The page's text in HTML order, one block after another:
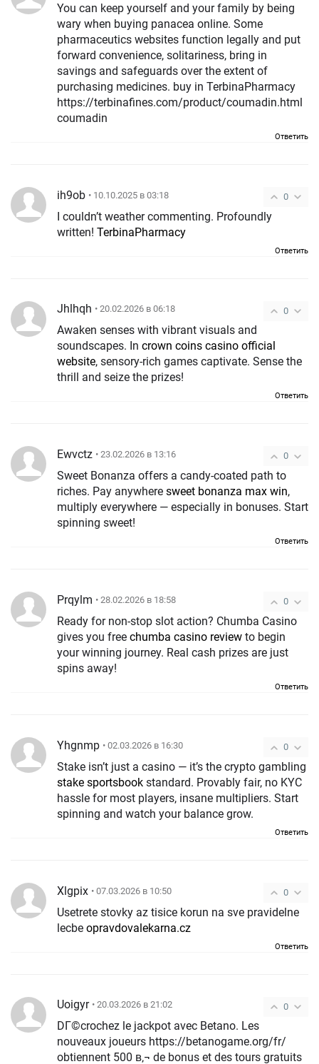
You can keep yourself and your family by being
wary when buying panacea online. Some
pharmaceutics websites function legally and put
forward convenience, solitariness, bring in
savings and safeguards over the extent of
purchasing medicines. buy in TerbinaPharmacy
https://terbinafines.com/product/coumadin.html
coumadin
Ответить
0
ih9ob • 10.10.2025 в 03:18
I couldn’t weather commenting. Profoundly
written! TerbinaPharmacy
Ответить
0
Jhlhqh • 20.02.2026 в 06:18
Awaken senses with vibrant visuals and
soundscapes. In crown coins casino official
website, sensory-rich games captivate. Sense the
thrill and seize the prizes!
Ответить
0
Ewvctz • 23.02.2026 в 13:16
Sweet Bonanza offers a candy-coated path to
riches. Pay anywhere sweet bonanza max win,
multiply everywhere — especially in bonuses. Start
spinning sweet!
Ответить
0
Prqylm • 28.02.2026 в 18:58
Ready for non-stop slot action? Chumba Casino
gives you free chumba casino review to begin
your winning journey. Real cash prizes are just
spins away!
Ответить
0
Yhgnmp • 02.03.2026 в 16:30
Stake isn’t just a casino — it’s the crypto gambling
stake sportsbook
hassle for most players, insane multipliers. Start
spinning and watch your balance grow.
Ответить
0
Xlgpix • 07.03.2026 в 10:50
Usetrete stovky az tisice korun na sve pravidelne
lecbe opravdovalekarna.cz
Ответить
0
Uoigyr • 20.03.2026 в 21:02
DГ©crochez le jackpot avec Betano. Les
nouveaux joueurs https://betanogame.org/fr/
obtiennent 500 в‚¬ de bonus et des tours gratuits